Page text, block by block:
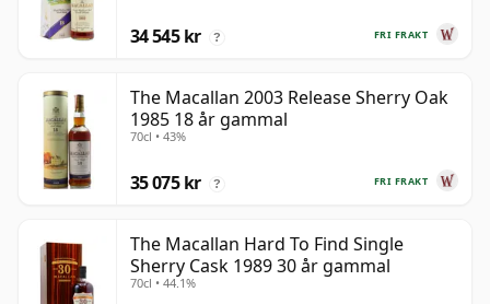
FRI FRAKT
34 545 kr ?
The Macallan 2003 Release Sherry Oak
1985 18 år gammal
70cl • 43%
FRI FRAKT
35 075 kr ?
The Macallan Hard To Find Single
Sherry Cask 1989 30 år gammal
70cl • 44.1%